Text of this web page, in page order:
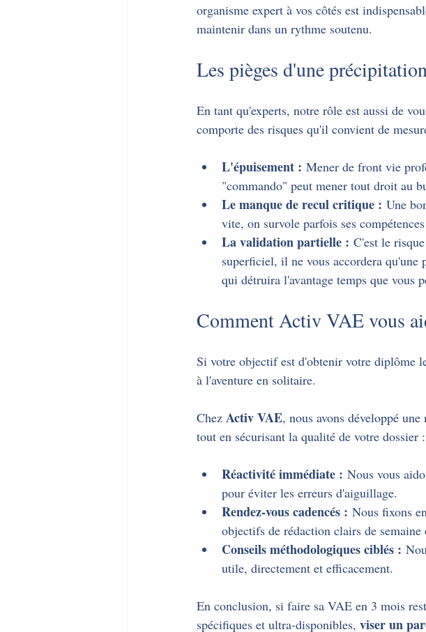
organisme expert à vos côtés est
maintenir dans un rythme soutenu.
Les pièges d'une
En tant qu'experts, notre rôle est aussi de
comporte des risques qu'il convient de
L'épuisement : Mener de front vie
"commando" peut mener tout droit au
Le manque de recul critique : Une
vite, on survole parfois ses
La validation partielle : C'est le
superficiel, il ne vous accordera
qui détruira l'avantage temps que vous
Comment Activ VAE vous
Si votre objectif est d'obtenir votre diplôme
à l'aventure en solitaire.
Chez Activ VAE, nous avons développé
tout en sécurisant la qualité de votre dossier :
Réactivité immédiate : Nous vous
pour éviter les erreurs d'aiguillage.
Rendez-vous cadencés : Nous fixons
objectifs de rédaction clairs de semaine
Conseils méthodologiques ciblés :
utile, directement et efficacement.
En conclusion, si faire sa VAE en 3 mois
spécifiques et ultra-disponibles, viser un